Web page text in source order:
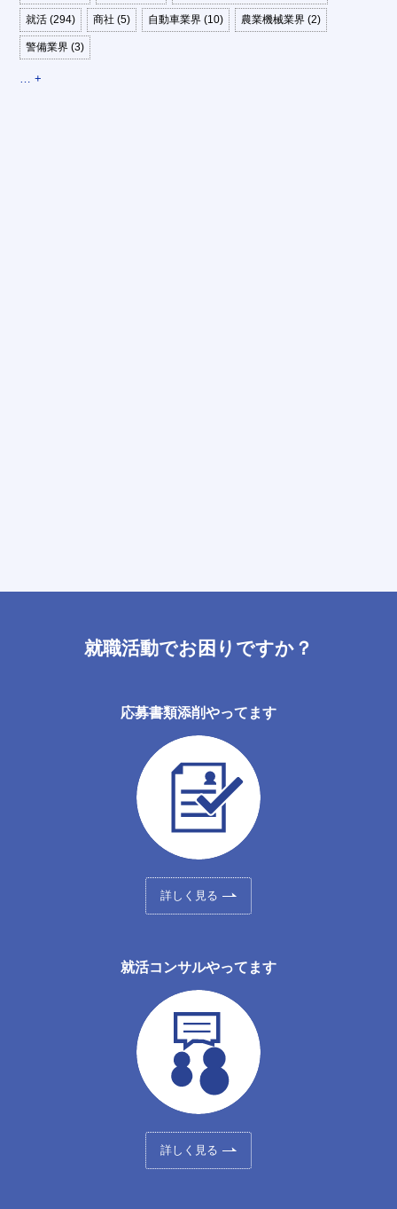
就活 (294) 商社 (5) 自動車業界 (10) 農業機械業界 (2)
警備業界 (3)
… +
就職活動でお困りですか？
応募書類添削やってます
詳しく見る
就活コンサルやってます
詳しく見る